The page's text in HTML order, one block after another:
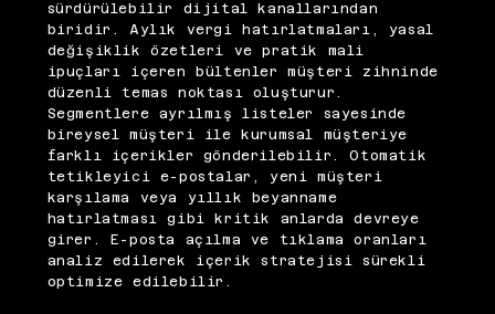
sürdürülebilir dijital kanallarından
biridir. Aylık vergi hatırlatmaları, yasal
değişiklik özetleri ve pratik mali
ipuçları içeren bültenler müşteri zihninde
düzenli temas noktası oluşturur.
Segmentlere ayrılmış listeler sayesinde
bireysel müşteri ile kurumsal müşteriye
farklı içerikler gönderilebilir. Otomatik
tetikleyici e-postalar, yeni müşteri
karşılama veya yıllık beyanname
hatırlatması gibi kritik anlarda devreye
girer. E-posta açılma ve tıklama oranları
analiz edilerek içerik stratejisi sürekli
optimize edilebilir.